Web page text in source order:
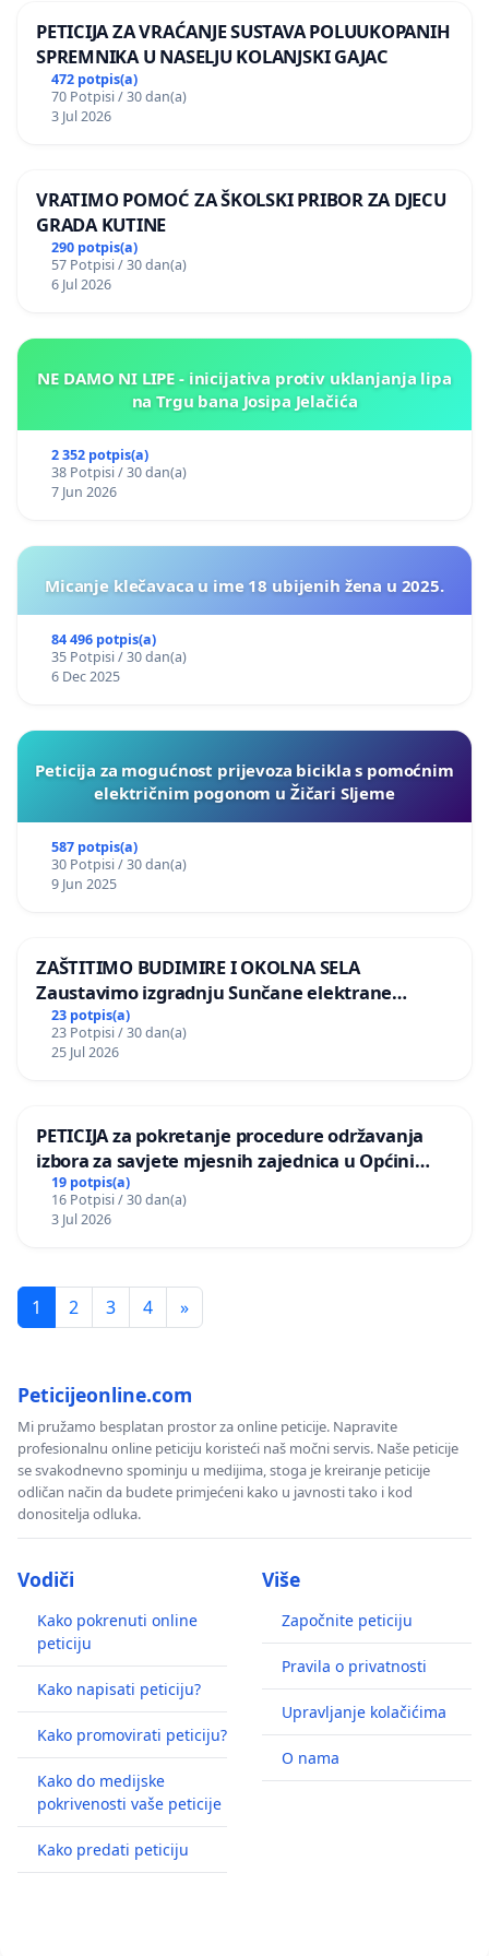
PETICIJA ZA VRAĆANJE SUSTAVA POLUUKOPANIH
SPREMNIKA U NASELJU KOLANJSKI GAJAC
472 potpis(a)
70 Potpisi / 30 dan(a)
3 Jul 2026
VRATIMO POMOĆ ZA ŠKOLSKI PRIBOR ZA DJECU
GRADA KUTINE
290 potpis(a)
57 Potpisi / 30 dan(a)
6 Jul 2026
NE DAMO NI LIPE - inicijativa protiv uklanjanja lipa
na Trgu bana Josipa Jelačića
2 352 potpis(a)
38 Potpisi / 30 dan(a)
7 Jun 2026
Micanje klečavaca u ime 18 ubijenih žena u 2025.
84 496 potpis(a)
35 Potpisi / 30 dan(a)
6 Dec 2025
Peticija za mogućnost prijevoza bicikla s pomoćnim
električnim pogonom u Žičari Sljeme
587 potpis(a)
30 Potpisi / 30 dan(a)
9 Jun 2025
ZAŠTITIMO BUDIMIRE I OKOLNA SELA
Zaustavimo izgradnju Sunčane elektrane
Vedrine na području Ugljana
23 potpis(a)
23 Potpisi / 30 dan(a)
25 Jul 2026
PETICIJA za pokretanje procedure održavanja
izbora za savjete mjesnih zajednica u Općini
Bugojno
19 potpis(a)
16 Potpisi / 30 dan(a)
3 Jul 2026
1 2 3 4 »
Peticijeonline.com
Mi pružamo besplatan prostor za online peticije. Napravite
profesionalnu online peticiju koristeći naš močni servis. Naše peticije
se svakodnevno spominju u medijima, stoga je kreiranje peticije
odličan način da budete primjećeni kako u javnosti tako i kod
donositelja odluka.
Vodiči
Kako pokrenuti online
peticiju
Kako napisati peticiju?
Kako promovirati peticiju?
Kako do medijske
pokrivenosti vaše peticije
Kako predati peticiju
Više
Započnite peticiju
Pravila o privatnosti
Upravljanje kolačićima
O nama